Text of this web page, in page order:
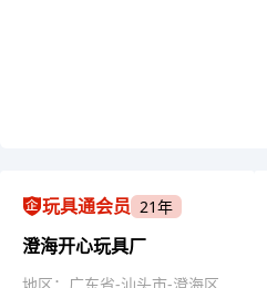
玩具通会员 21年
澄海开心玩具厂